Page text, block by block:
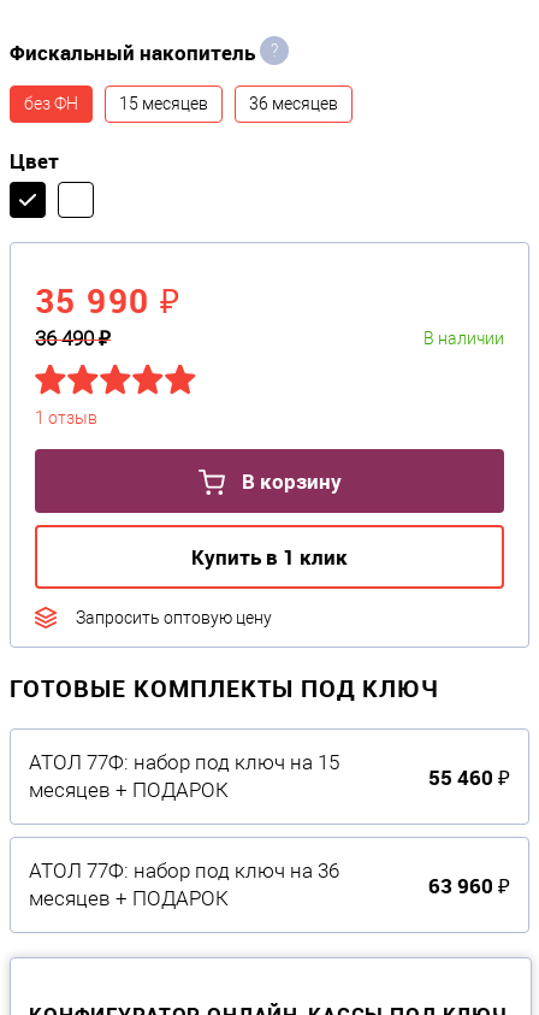
Фискальный накопитель ?
без ФН 15 месяцев 36 месяцев
Цвет
35 990 ₽
36 490 ₽ В наличии
1 отзыв
В корзину
Купить в 1 клик
Запросить оптовую цену
ГОТОВЫЕ КОМПЛЕКТЫ ПОД КЛЮЧ
АТОЛ 77Ф: набор под ключ на 15
месяцев + ПОДАРОК
55 460 ₽
АТОЛ 77Ф: набор под ключ на 36
месяцев + ПОДАРОК
63 960 ₽